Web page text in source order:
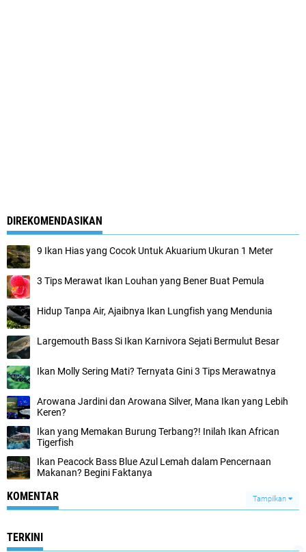
DIREKOMENDASIKAN
9 Ikan Hias yang Cocok Untuk Akuarium Ukuran 1 Meter
3 Tips Merawat Ikan Louhan yang Bener Buat Pemula
Hidup Tanpa Air, Ajaibnya Ikan Lungfish yang Mendunia
Largemouth Bass Si Ikan Karnivora Sejati Bermulut Besar
Ikan Molly Sering Mati? Ternyata Gini 3 Tips Merawatnya
Arowana Jardini dan Arowana Silver, Mana Ikan yang Lebih
Keren?
Ikan yang Memakan Burung Terbang?! Inilah Ikan African
Tigerfish
Ikan Peacock Bass Blue Azul Lemah dalam Pencernaan
Makanan? Begini Faktanya
KOMENTAR Tampilkan
TERKINI